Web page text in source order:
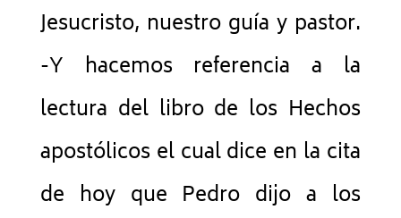
Jesucristo, nuestro guía y pastor.
-Y hacemos referencia a la
lectura del libro de los Hechos
apostólicos el cual dice en la cita
de hoy que Pedro dijo a los